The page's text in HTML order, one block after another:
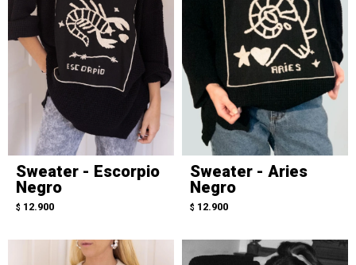
Sweater - Escorpio
Negro
$ 12.900
Sweater - Aries
Negro
$ 12.900